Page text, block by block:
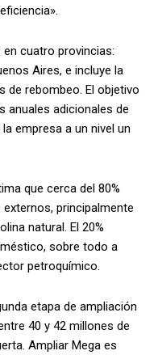
cuatro provincias:
Aires, e incluye la
de rebombeo. El objetivo
anuales adicionales de
empresa a un nivel un
que cerca del 80%
principalmente
natural. El 20%
sobre todo a
petroquímico.
etapa de ampliación
40 y 42 millones de
Ampliar Mega es